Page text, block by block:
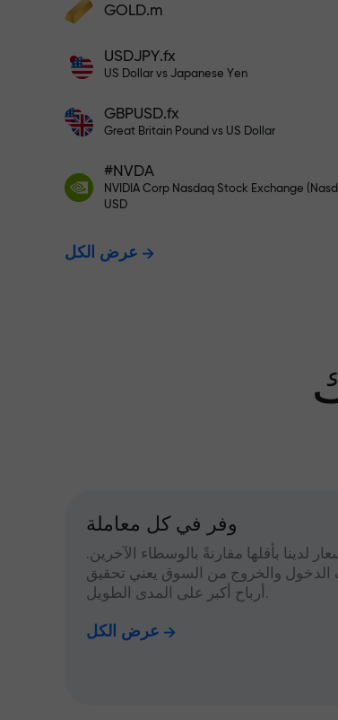
مرة. هذا ليس خطأً مطبعياً. كلما
أرباحك
مكافأة تصل إلى 1000 ضعف - أكبر
GOLD.m
USDJPY.fx
US Dollar vs Japanese Yen
GBPUSD.fx
Great Britain Pound vs US Dollar
#NVDA
NVIDIA Corp Nasdaq Stock Exchange
USD
عرض الكل
وفر في كل معاملة
لدينا بأقلها مقارنةً بالوسطاء الآخرين.
الدخول والخروج من السوق يعني تحقيق
أرباح أكبر على المدى الطويل.
عرض الكل